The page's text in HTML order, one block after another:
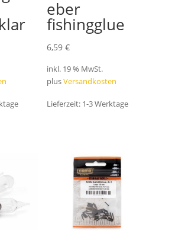
eber
fishingglue
6,59€
inkl. 19 % MwSt.
plusVersandkosten
Lieferzeit: 1-3 Werktage